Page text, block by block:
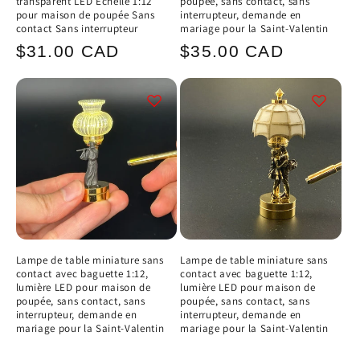
pour maison de poupée Sans
contact Sans interrupteur
Prix
$31.00 CAD
interrupteur, demande en
mariage pour la Saint-Valentin
Prix
$35.00 CAD
Lampe de table miniature sans
contact avec baguette 1:12,
lumière LED pour maison de
poupée, sans contact, sans
interrupteur, demande en
mariage pour la Saint-Valentin
Lampe de table miniature sans
contact avec baguette 1:12,
lumière LED pour maison de
poupée, sans contact, sans
interrupteur, demande en
mariage pour la Saint-Valentin